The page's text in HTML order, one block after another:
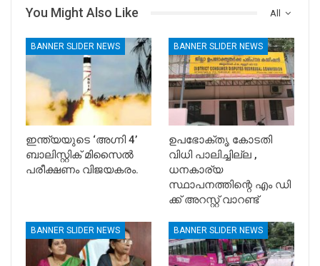
All
You Might Also Like
BANNER SLIDER NEWS
ഇന്ത്യയുടെ ‘അഗ്നി 4’
ബാലിസ്റ്റിക് മിസൈൽ
പരീക്ഷണം വിജയകരം.
BANNER SLIDER NEWS
ഉപഭോക്തൃ കോടതി
വിധി പാലിച്ചില്ല ,
ധനകാര്യ
സ്ഥാപനത്തിന്റെ എം ഡി
ക്ക് അറസ്റ്റ് വാറണ്ട്
BANNER SLIDER NEWS BANNER SLIDER NEWS